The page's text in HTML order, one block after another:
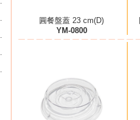
圓餐盤蓋 23 cm(D)
YM-0800